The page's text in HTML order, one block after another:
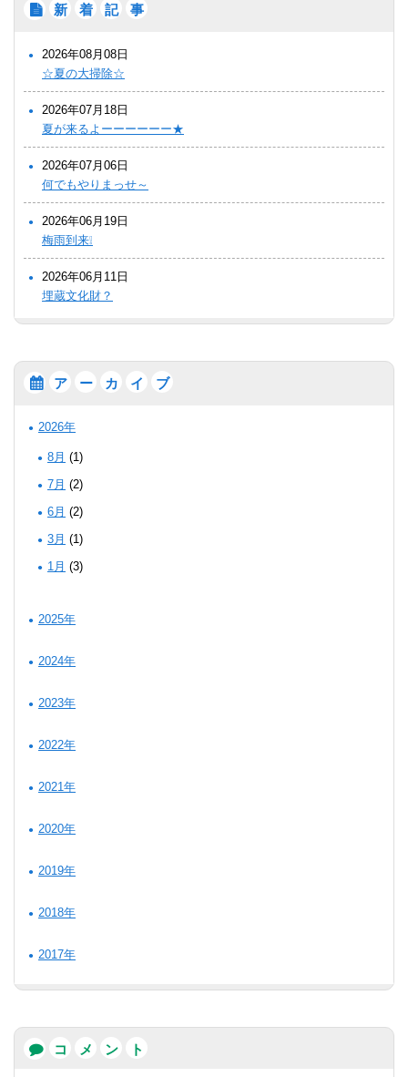
新 着 記 事
2026年08月08日
☆夏の大掃除☆
2026年07月18日
夏が来るよーーーーーー★
2026年07月06日
何でもやりまっせ～
2026年06月19日
梅雨到来❕
2026年06月11日
埋蔵文化財？
ア ー カ イ ブ
2026年
8月 (1)
7月 (2)
6月 (2)
3月 (1)
1月 (3)
2025年
2024年
2023年
2022年
2021年
2020年
2019年
2018年
2017年
コ メ ン ト